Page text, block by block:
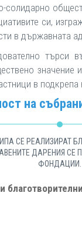
солидарно
си,
в държавната
търси
значение
в
на
СЕ РЕАЛИЗИРАТ
ДАРЕНИЯ СЕ
ФОНДАЦИИ.